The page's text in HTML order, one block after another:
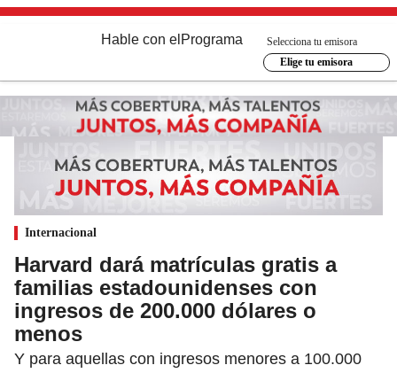
Hable con el Programa
Selecciona tu emisora
Elige tu emisora
Internacional
Harvard dará matrículas gratis a
familias estadounidenses con
ingresos de 200.000 dólares o
menos
Y para aquellas con ingresos menores a 100.000